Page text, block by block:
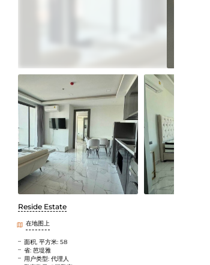
Reside Estate
在地图上
面积, 平方米: 58
省: 芭堤雅
用户类型: 代理人